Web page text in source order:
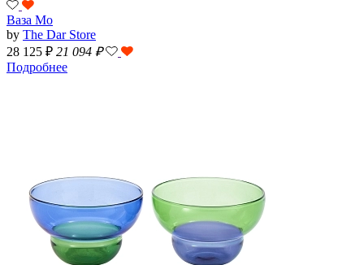
Ваза Mo
by The Dar Store
28 125 ₽ 21 094 ₽
Подробнее